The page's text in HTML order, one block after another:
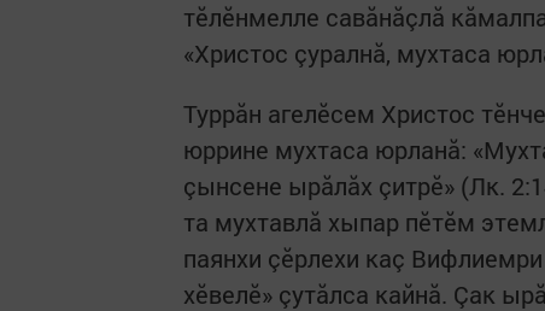
тĕлĕнмелле савăнăçлă
«Христос çуралнă, мухтаса
Туррăн агелĕсем Христос
юррине мухтаса юрланă:
çынсене ырăлăх çитрĕ» (Лк.
та мухтавлă хыпар пĕтĕм
паянхи çĕрлехи каç
хĕвелĕ» çутăлса кайнă. Çак